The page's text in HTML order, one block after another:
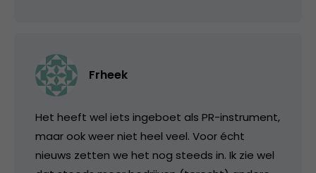
Frheek
Het heeft wel iets ingeboet als PR-instrument,
maar ook weer niet heel veel. Voor écht
nieuws zetten we het nog steeds in. Ik zie wel